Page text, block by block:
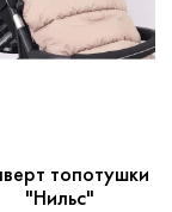
топотушки
"Нильс"